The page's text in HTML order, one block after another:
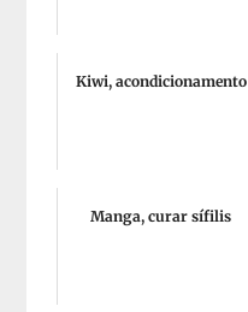
Kiwi, acondicionamento
Manga, curar sífilis